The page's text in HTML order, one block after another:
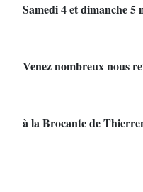
Samedi 4 et dimanche 5
Venez nombreux nous
à la Brocante de